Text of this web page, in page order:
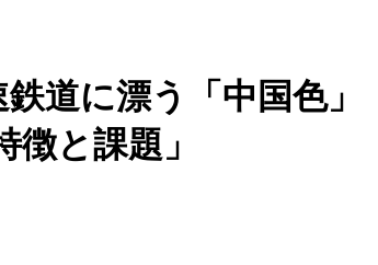
鉄道に漂う「中国色」
と課題」